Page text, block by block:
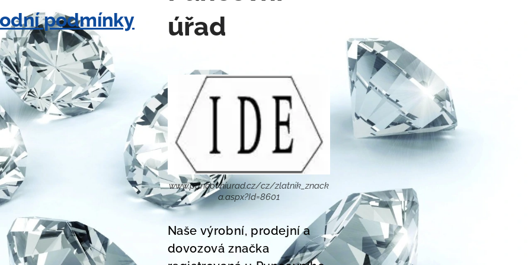
podmínky
úřad
www.puncovniurad.cz/cz/zlatnik_znack
a.aspx?Id=8601
Naše výrobní, prodejní a
dovozová značka